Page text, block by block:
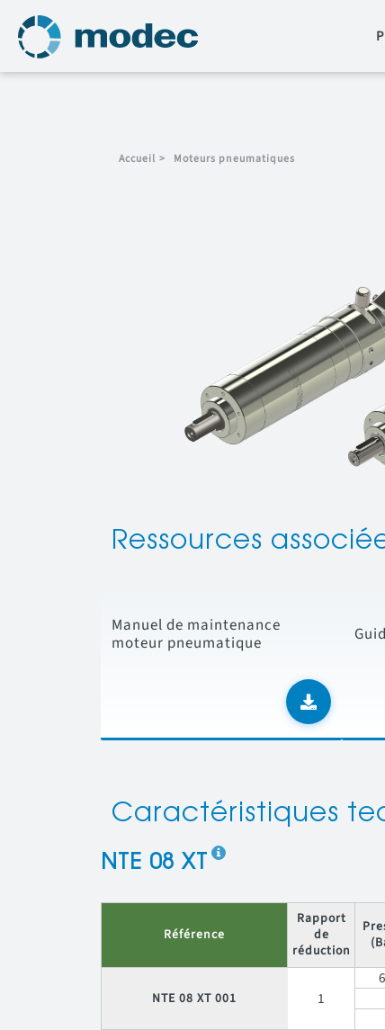
Accueil > Moteurs pneumatiques
Ressources
Manuel de maintenance
moteur pneumatique
Caractéristiques
NTE 08 XT
Référence
Rapport
de
réduction
NTE 08 XT 001 1